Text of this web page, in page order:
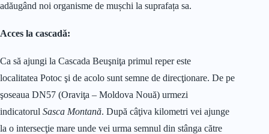
adăugând noi organisme de mușchi la suprafața sa.
Acces la cascadă:
Ca să ajungi la Cascada Beuşniţa primul reper este
localitatea Potoc şi de acolo sunt semne de direcţionare. De pe
şoseaua DN57 (Oraviţa – Moldova Nouă) urmezi
indicatorul Sasca Montană. După câţiva kilometri vei ajunge
la o intersecţie mare unde vei urma semnul din stânga către